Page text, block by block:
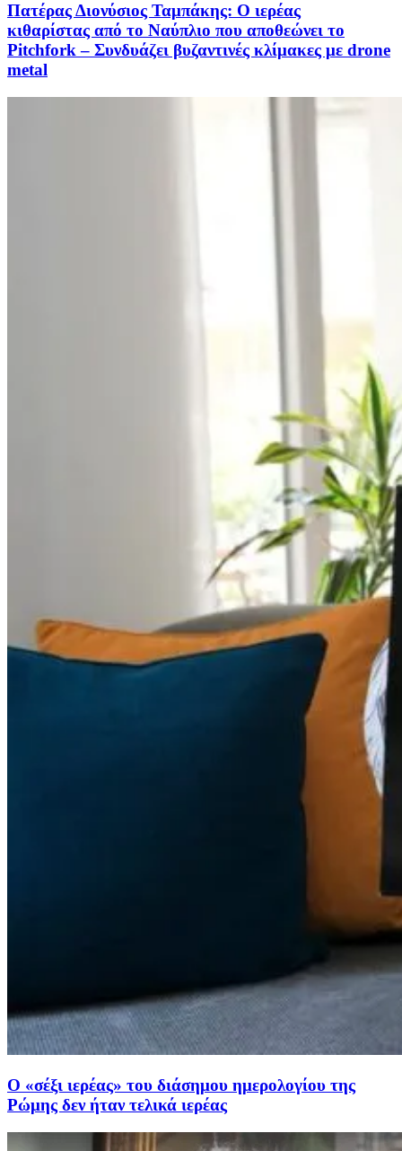
Πατέρας Διονύσιος Ταμπάκης: Ο ιερέας
κιθαρίστας από το Ναύπλιο που αποθεώνει το
Pitchfork – Συνδυάζει βυζαντινές κλίμακες με drone
metal
Ο «σέξι ιερέας» του διάσημου ημερολογίου της
Ρώμης δεν ήταν τελικά ιερέας